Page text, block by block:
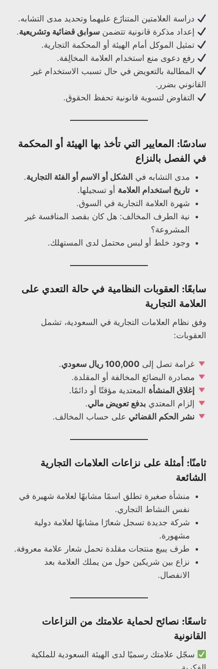
دراسة العلامتين المتنازَع عليهما وتحديد مدى التشابه.
إعداد مذكرة قانونية تتضمنسوابق قضائية وتشريعية.
تمثيل الموكل أمام الهيئة أو المحكمة التجارية.
رفع دعوى منع استخدام العلامة المخالِفة.
المطالبة بالتعويض في حال تسبب الاستخدام غير
القانوني بضرر.
التفاوض لتسوية قانونية تحفظ الحقوق.
سادسًا: المعايير التي تأخذ بها الهيئة أو المحكمة
في الفصل بالنزاع
مدى التشابه في الشكل أو الاسم أو الفئة التجارية.
تاريخ استخدام العلامة أو تسجيلها.
شهرة العلامة التجارية في السوق.
نية الطرف المخالف: هل كان بقصد المنافسة غير
المشروعة؟
وجود خلط أو لبس محتمل لدى المستهلك.
سابعًا: العقوبات النظامية في حالة التعدي على
العلامة التجارية
وفق نظام العلامات التجارية في السعودية، تشمل
العقوبات:
غرامة تصل إلى 100,000 ريال سعودي
.
مصادرة البضائع المخالفة أو المقلدة.
إغلاق المنشأة المعتدية مؤقتًا أو دائمًا.
إلزام المعتدي بدفع تعويض مالي.
نشر الحكم القضائي على حساب المخالف.
ثامنًا: أمثلة على نزاعات العلامات التجارية
الشائعة
منشأة صغيرة تطلق اسمًا مشابهًا لعلامة شهيرة في
نفس النشاط التجاري.
شركة جديدة تسجل شعارًا مشابهًا لعلامة دولية
مشهورة.
طرف يبيع منتجات مقلدة تحمل شعار علامة معروفة.
نزاع بين شريكين حول من يملك العلامة بعد
الانفصال.
تاسعًا: نصائح لحماية علامتك من النزاعات
القانونية
سجّل علامتك رسميًا لدى الهيئة السعودية للملكية